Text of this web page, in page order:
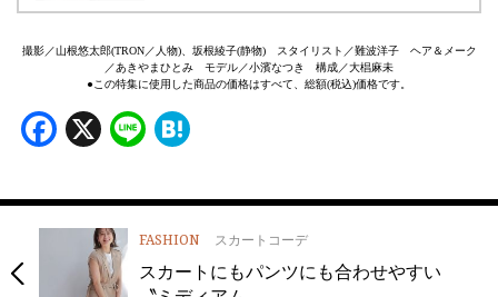
撮影／山根悠太郎(TRON／人物)、坂根綾子(静物) スタイリスト／難波洋子 ヘア＆メーク
／あきやまひとみ モデル／小濱なつき 構成／大椙麻未
●この特集に使用した商品の価格はすべて、総額(税込)価格です。
Facebook
X Line
FASHION スカートコーデ
スカートにもパンツにも合わせやすい